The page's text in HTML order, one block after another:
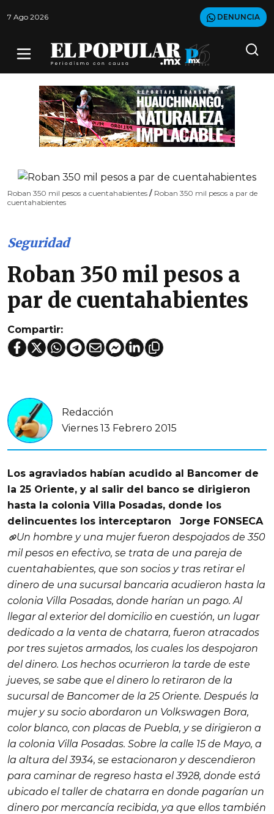
7 Ago 2026 DENUNCIA
Roban 350 mil pesos a cuentahabientes / Roban 350 mil pesos a par de
cuentahabientes
Seguridad
Roban 350 mil pesos a
par de cuentahabientes
Compartir:
Redacción
Viernes 13 Febrero 2015
Los agraviados habían acudido al Bancomer de
la 25 Oriente, y al salir del banco se dirigieron
hasta la colonia Villa Posadas, donde los
delincuentes los interceptaron
Jorge FONSECA
Un hombre y una mujer fueron despojados de 350
mil pesos en efectivo, se trata de una pareja de
cuentahabientes, que son socios y tras retirar el
dinero de una sucursal bancaria acudieron hasta la
colonia Villa Posadas, donde harían un pago. Al
llegar al exterior del domicilio en cuestión, un lugar
dedicado a la venta de chatarra, fueron atracados
por tres sujetos armados, los cuales los despojaron
del dinero. Los hechos ocurrieron la tarde de este
jueves, se sabe que el dinero lo retiraron de la
sucursal de Bancomer de la 25 Oriente. Después la
mujer y su socio abordaron un Volkswagen Bora,
color blanco, con placas de Puebla, y se dirigieron a
la colonia Villa Posadas. Sobre la calle 15 de Mayo, a
la altura del 3934, se estacionaron y descendieron
para caminar de regreso hasta el 3928, donde está
ubicado el taller de chatarra en donde pagarían un
dinero por mercancía recibida, ya que ellos también